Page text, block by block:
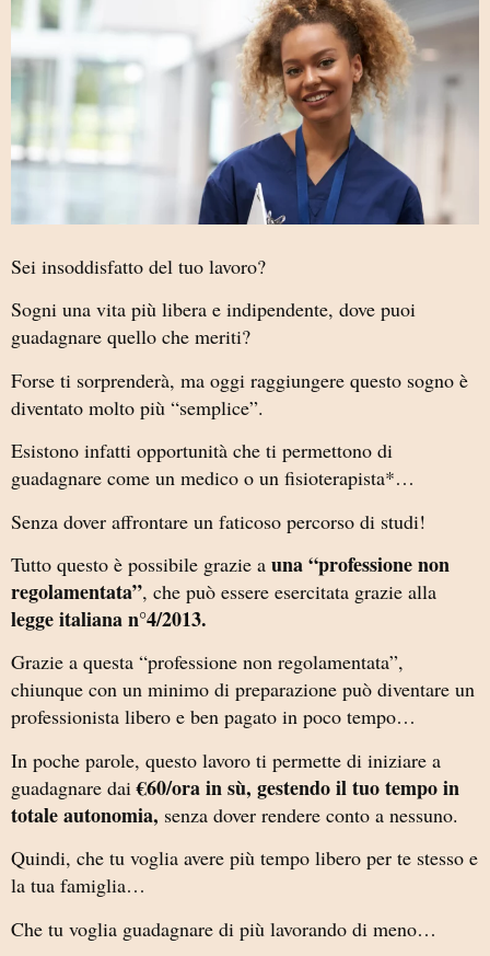
Sei insoddisfatto del tuo lavoro?
Sogni una vita più libera e indipendente, dove puoi
guadagnare quello che meriti?
Forse ti sorprenderà, ma oggi raggiungere questo sogno è
diventato molto più “semplice”.
Esistono infatti opportunità che ti permettono di
guadagnare come un medico o un fisioterapista*…
Senza dover affrontare un faticoso percorso di studi!
Tutto questo è possibile grazie a una “professione non
regolamentata”, che può essere esercitata grazie alla
legge italiana n°4/2013.
Grazie a questa “professione non regolamentata”,
chiunque con un minimo di preparazione può diventare un
professionista libero e ben pagato in poco tempo…
In poche parole, questo lavoro ti permette di iniziare a
guadagnare dai€60/ora in sù, gestendo il tuo tempo in
totale autonomia, senza dover rendere conto a nessuno.
Quindi, che tu voglia avere più tempo libero per te stesso e
la tua famiglia…
Che tu voglia guadagnare di più lavorando di meno…